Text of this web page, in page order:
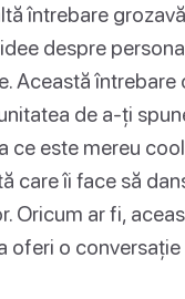
întrebare
despre
Această întrebare
de a-ți
ce este mereu
care îi face să
Oricum ar fi,
oferi o conversație